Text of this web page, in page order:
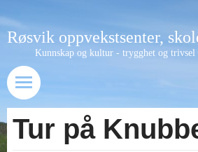
Røsvik oppvekstsenter,
Kunnskap og kultur - trygghet og trivsel
Tur på